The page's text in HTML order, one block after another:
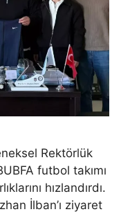
Rektörlük
futbol takımı
hızlandırdı.
İlban’ı ziyaret